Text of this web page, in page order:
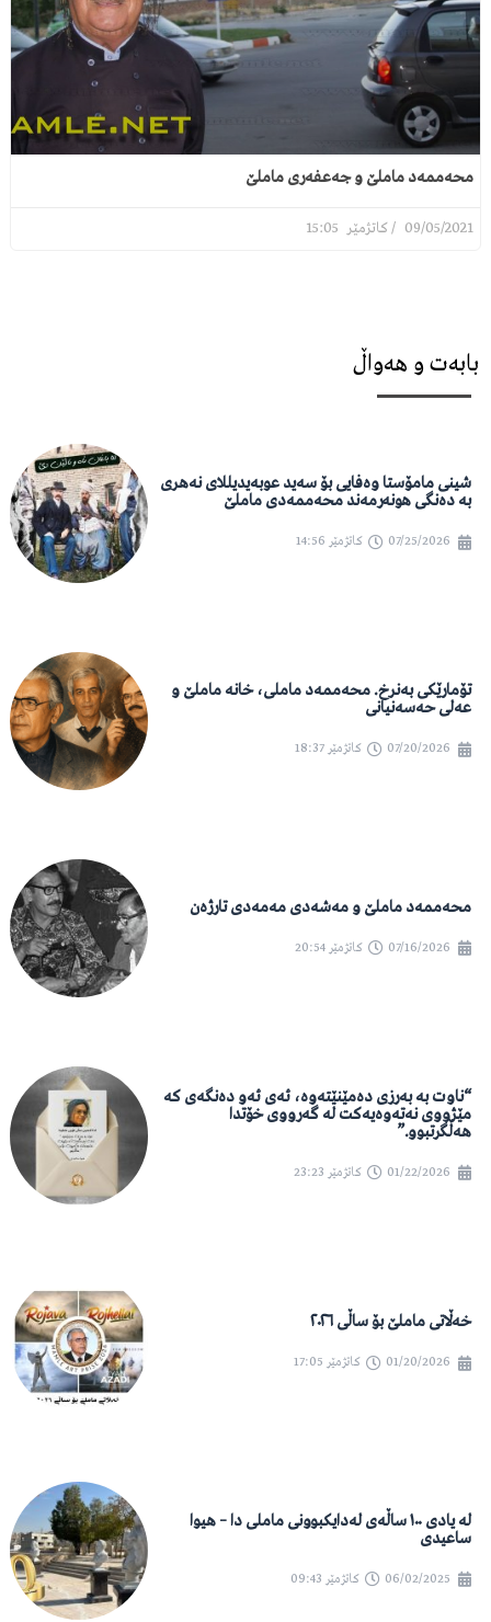
محەممەد ماملێ و جەعفەری ماملێ
09/05/2021
بابەت و هەواڵ
شینی مامۆستا وەفایی بۆ سەید عوبەیدیللای نەهری
بە دەنگی هونەرمەند محەممەدی ماملێ
07/25/2026 کاتژمێر 14:56
تۆمارێکی بەنرخ. محەممەد ماملی، خانە ماملێ و
عەلی حەسەنیانی
07/20/2026 کاتژمێر 18:37
محەممەد ماملێ و مەشەدی مەمەدی تارژەن
07/16/2026 کاتژمێر 20:54
“ناوت بە بەرزی دەمێنێتەوە، ئەی ئەو دەنگەی کە
مێژووی نەتەوەیەکت لە گەرووی خۆتدا
هەڵگرتبوو.”
01/22/2026 کاتژمێر 23:23
خەڵاتی ماملێ بۆ ساڵی ٢٠٢٦
01/20/2026 کاتژمێر 17:05
لە یادی ١٠٠ ساڵەی لەدایکبوونی ماملی دا – هیوا
ساعیدی
06/02/2025 کاتژمێر 09:43